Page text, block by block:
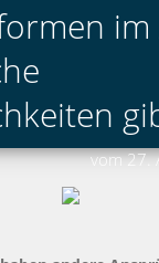
im
vom 27.